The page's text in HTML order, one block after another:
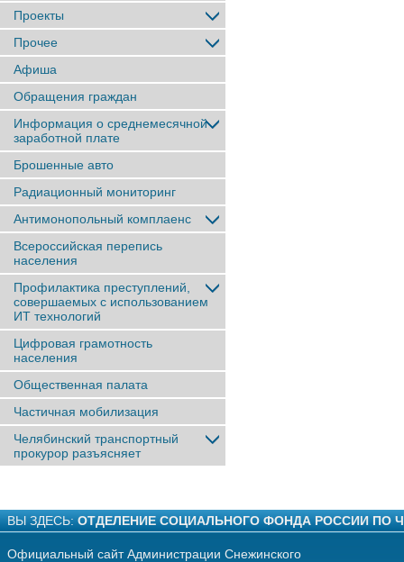
Проекты
Прочее
Афиша
Обращения граждан
Информация о среднемесячной
заработной плате
Брошенные авто
Радиационный мониторинг
Антимонопольный комплаенс
Всероссийская перепись
населения
Профилактика преступлений,
совершаемых с использованием
ИТ технологий
Цифровая грамотность
населения
Общественная палата
Частичная мобилизация
Челябинский транспортный
прокурор разъясняет
ВЫ ЗДЕСЬ: ОТДЕЛЕНИЕ СОЦИАЛЬНОГО ФОНДА РОССИИ ПО
Официальный сайт Администрации Снежинского